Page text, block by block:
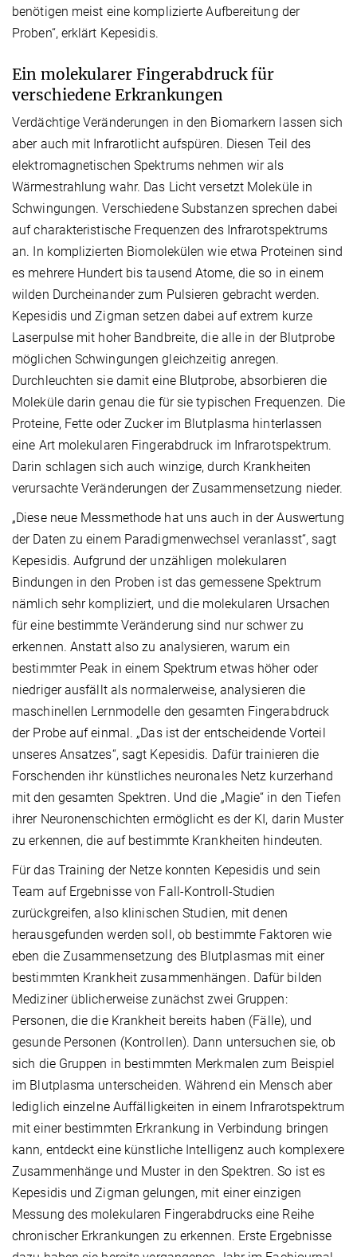
benötigen meist eine komplizierte Aufbereitung der
Proben“, erklärt Kepesidis.
Ein molekularer Fingerabdruck für
verschiedene Erkrankungen
Verdächtige Veränderungen in den Biomarkern lassen sich
aber auch mit Infrarotlicht aufspüren. Diesen Teil des
elektromagnetischen Spektrums nehmen wir als
Wärmestrahlung wahr. Das Licht versetzt Moleküle in
Schwingungen. Verschiedene Substanzen sprechen dabei
auf charakteristische Frequenzen des Infrarotspektrums
an. In komplizierten Biomolekülen wie etwa Proteinen sind
es mehrere Hundert bis tausend Atome, die so in einem
wilden Durcheinander zum Pulsieren gebracht werden.
Kepesidis und Zigman setzen dabei auf extrem kurze
Laserpulse mit hoher Bandbreite, die alle in der Blutprobe
möglichen Schwingungen gleichzeitig anregen.
Durchleuchten sie damit eine Blutprobe, absorbieren die
Moleküle darin genau die für sie typischen Frequenzen. Die
Proteine, Fette oder Zucker im Blutplasma hinterlassen
eine Art molekularen Fingerabdruck im Infrarotspektrum.
Darin schlagen sich auch winzige, durch Krankheiten
verursachte Veränderungen der Zusammensetzung nieder.
„Diese neue Messmethode hat uns auch in der Auswertung
der Daten zu einem Paradigmenwechsel veranlasst“, sagt
Kepesidis. Aufgrund der unzähligen molekularen
Bindungen in den Proben ist das gemessene Spektrum
nämlich sehr kompliziert, und die molekularen Ursachen
für eine bestimmte Veränderung sind nur schwer zu
erkennen. Anstatt also zu analysieren, warum ein
bestimmter Peak in einem Spektrum etwas höher oder
niedriger ausfällt als normalerweise, analysieren die
maschinellen Lernmodelle den gesamten Fingerabdruck
der Probe auf einmal. „Das ist der entscheidende Vorteil
unseres Ansatzes“, sagt Kepesidis. Dafür trainieren die
Forschenden ihr künstliches neuronales Netz kurzerhand
mit den gesamten Spektren. Und die „Magie“ in den Tiefen
ihrer Neuronenschichten ermöglicht es der KI, darin Muster
zu erkennen, die auf bestimmte Krankheiten hindeuten.
Für das Training der Netze konnten Kepesidis und sein
Team auf Ergebnisse von Fall-Kontroll-Studien
zurückgreifen, also klinischen Studien, mit denen
herausgefunden werden soll, ob bestimmte Faktoren wie
eben die Zusammensetzung des Blutplasmas mit einer
bestimmten Krankheit zusammenhängen. Dafür bilden
Mediziner üblicherweise zunächst zwei Gruppen:
Personen, die die Krankheit bereits haben (Fälle), und
gesunde Personen (Kontrollen). Dann untersuchen sie, ob
sich die Gruppen in bestimmten Merkmalen zum Beispiel
im Blutplasma unterscheiden. Während ein Mensch aber
lediglich einzelne Auffälligkeiten in einem Infrarotspektrum
mit einer bestimmten Erkrankung in Verbindung bringen
kann, entdeckt eine künstliche Intelligenz auch komplexere
Zusammenhänge und Muster in den Spektren. So ist es
Kepesidis und Zigman gelungen, mit einer einzigen
Messung des molekularen Fingerabdrucks eine Reihe
chronischer Erkrankungen zu erkennen. Erste Ergebnisse